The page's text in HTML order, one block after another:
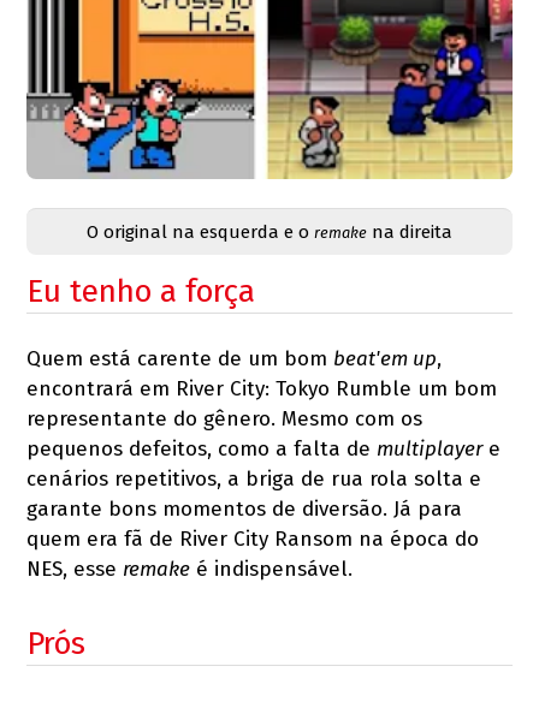
O original na esquerda e o remake na direita
Eu tenho a força
Quem está carente de um bom beat'em up,
encontrará em River City: Tokyo Rumble um bom
representante do gênero. Mesmo com os
pequenos defeitos, como a falta de multiplayere
cenários repetitivos, a briga de rua rola solta e
garante bons momentos de diversão. Já para
quem era fã de River City Ransom na época do
NES, esse remake é indispensável.
Prós